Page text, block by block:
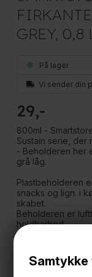
GREY, 0,8 L
På lager
Vi sender din
29
800ml -
Sustain serie, der
- Beholderen her
grå låg.
Plastbeholderen
snacks og lign. i
skabet.
Beholderen er
holdbarhed.
skal på tur og